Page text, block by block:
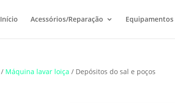
Início Acessórios/Reparação
/ Máquina lavar loiça / Depósitos do sal e poços